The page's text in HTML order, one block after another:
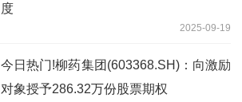
度
2025-09-19
今日热门!柳药集团(603368.SH)：向激励
对象授予286.32万份股票期权